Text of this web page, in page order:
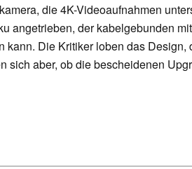
die 4K-Videoaufnahmen
angetrieben, der kabelgebunden
kann. Die Kritiker loben das Design,
sich aber, ob die bescheidenen